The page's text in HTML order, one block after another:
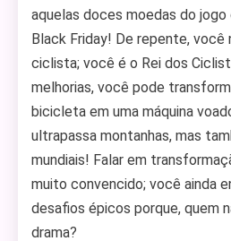
aquelas doces moedas do
Black Friday! De repente, você
ciclista; você é o Rei dos
melhorias, você pode
bicicleta em uma máquina
ultrapassa montanhas, mas
mundiais! Falar em
muito convencido; você ainda
desafios épicos porque, quem
drama?